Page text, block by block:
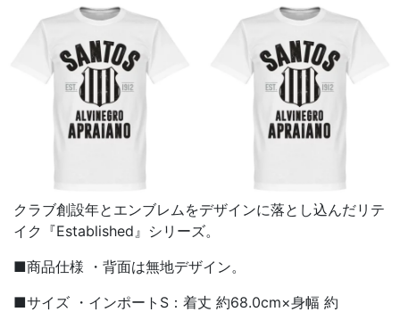
クラブ創設年とエンブレムをデザインに落とし込んだリテ
イク『Established』シリーズ。
■商品仕様 ・背面は無地デザイン。
■サイズ ・インポートS：着丈 約68.0cm×身幅 約